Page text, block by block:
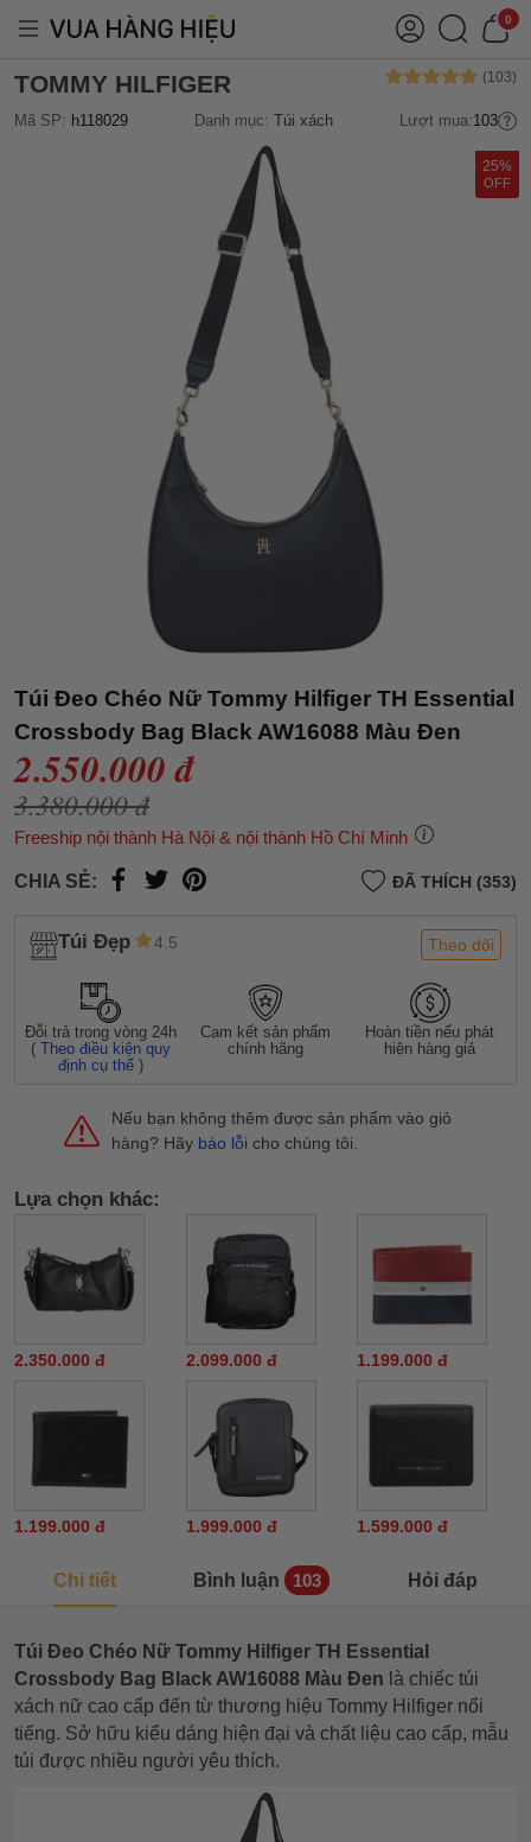
0
TOMMY HILFIGER
Mã SP: h118029 Danh mục: Túi xách Lượt mua:103
25%
OFF
Túi Đeo Chéo Nữ Tommy Hilfiger TH Essential
Crossbody Bag Black AW16088 Màu Đen
2.550.000 đ
3.380.000 đ
Freeship nội thành Hà Nội & nội thành Hồ Chí Minh
CHIA SẺ: ĐÃ THÍCH (353)
Túi Đẹp 4.5 Theo dõi
Đỗi trả trong vòng 24h
(Theo điều kiện quy
định cụ thể )
Cam kết sản phẩm
chính hãng
Hoàn tiền nếu phát
hiện hàng giả
Nếu bạn không thêm được sản phẩm vào giỏ
hàng? Hãy báo lỗi cho chúng tôi.
Lựa chọn khác:
2.350.000 đ 2.099.000 đ 1.199.000 đ
1.199.000 đ 1.999.000 đ 1.599.000 đ
Chi tiết Bình luận 103 Hỏi đáp
Túi Đeo Chéo Nữ Tommy Hilfiger TH Essential
Crossbody Bag Black AW16088 Màu Đen là chiếc túi
xách nữ cao cấp đến từ thương hiệu Tommy Hilfiger nổi
tiếng. Sở hữu kiểu dáng hiện đại và chất liệu cao cấp, mẫu
túi được nhiều người yêu thích.